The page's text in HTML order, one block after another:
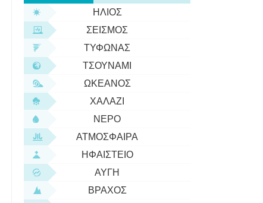
ΉΛΙΟΣ
ΣΕΙΣΜΌΣ
ΤΥΦΏΝΑΣ
ΤΣΟΥΝΆΜΙ
ΩΚΕΑΝΌΣ
ΧΑΛΆΖΙ
ΝΕΡΌ
ΑΤΜΌΣΦΑΙΡΑ
ΗΦΑΊΣΤΕΙΟ
ΑΥΓΉ
ΒΡΆΧΟΣ